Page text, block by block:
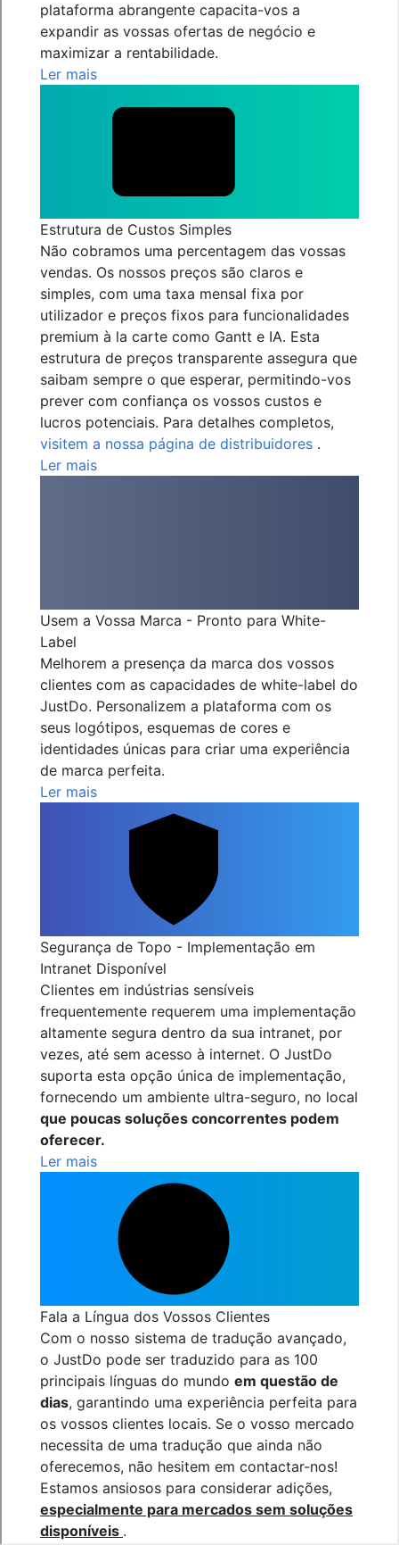
plataforma abrangente capacita-vos a
expandir as vossas ofertas de negócio e
maximizar a rentabilidade.
Ler mais
Estrutura de Custos Simples
Não cobramos uma percentagem das vossas
vendas. Os nossos preços são claros e
simples, com uma taxa mensal fixa por
utilizador e preços fixos para funcionalidades
premium à la carte como Gantt e IA. Esta
estrutura de preços transparente assegura que
saibam sempre o que esperar, permitindo-vos
prever com confiança os vossos custos e
lucros potenciais. Para detalhes completos,
visitem a nossa página de distribuidores .
Ler mais
Usem a Vossa Marca - Pronto para White-
Label
Melhorem a presença da marca dos vossos
clientes com as capacidades de white-label do
JustDo. Personalizem a plataforma com os
seus logótipos, esquemas de cores e
identidades únicas para criar uma experiência
de marca perfeita.
Ler mais
Segurança de Topo - Implementação em
Intranet Disponível
Clientes em indústrias sensíveis
frequentemente requerem uma implementação
altamente segura dentro da sua intranet, por
vezes, até sem acesso à internet. O JustDo
suporta esta opção única de implementação,
fornecendo um ambiente ultra-seguro, no local
que poucas soluções concorrentes podem
oferecer.
Ler mais
Fala a Língua dos Vossos Clientes
Com o nosso sistema de tradução avançado,
o JustDo pode ser traduzido para as 100
principais línguas do mundo em questão de
dias, garantindo uma experiência perfeita para
os vossos clientes locais. Se o vosso mercado
necessita de uma tradução que ainda não
oferecemos, não hesitem em contactar-nos!
Estamos ansiosos para considerar adições,
especialmente para mercados sem soluções
disponíveis .